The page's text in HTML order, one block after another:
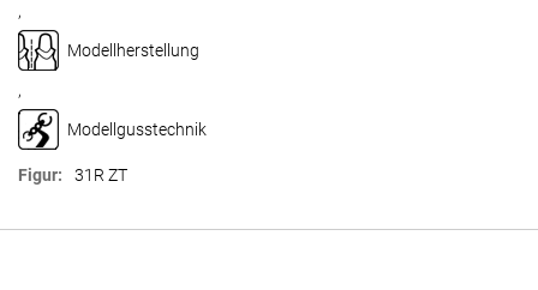
,
Modellherstellung
,
Modellgusstechnik
31R ZT